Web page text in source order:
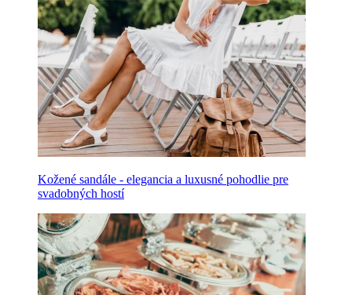
Kožené sandále - elegancia a luxusné pohodlie pre
svadobných hostí